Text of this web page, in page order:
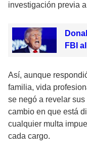
investigación previa
FBI
Así, aunque
familia, vida
se negó a revelar
cambio en que está
cualquier multa
cada cargo.